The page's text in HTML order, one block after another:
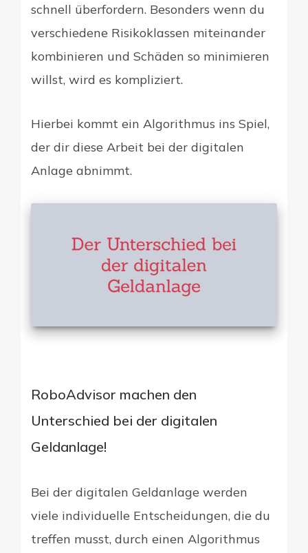
schnell überfordern. Besonders wenn du
verschiedene Risikoklassen miteinander
kombinieren und Schäden so minimieren
willst, wird es kompliziert.
Hierbei kommt ein Algorithmus ins Spiel,
der dir diese Arbeit bei der digitalen
Anlage abnimmt.
RoboAdvisor machen den
Unterschied bei der digitalen
Geldanlage!
Bei der digitalen Geldanlage werden
viele individuelle Entscheidungen, die du
treffen musst, durch einen Algorithmus